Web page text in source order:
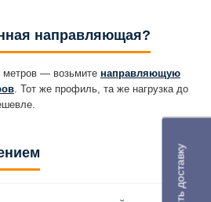
направляющая?
— возьмите направляющую
. Тот же профиль, та же нагрузка до